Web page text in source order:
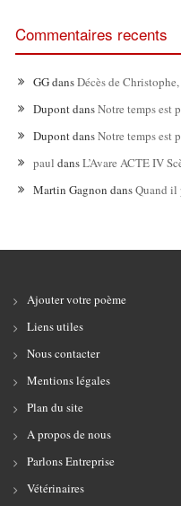
Commentaires recents
GGdansDécès de
DupontdansNotre temps est
DupontdansNotre temps est
paul dansL’Avare ACTE IV
Martin Gagnon dansQuand il
Ajouter votre poème
Liens utiles
Nous contacter
Mentions légales
Plan du site
A propos de nous
Parlons Entreprise
Vétérinaires